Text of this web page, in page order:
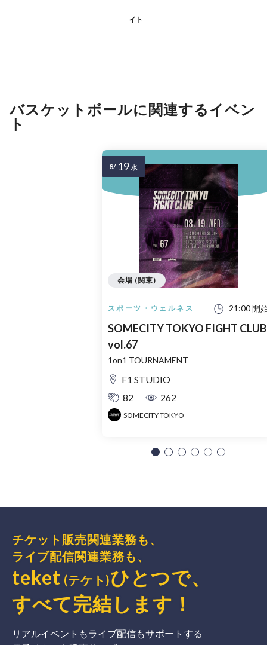
イト
バスケットボールに関連するイベン
ト
スポーツ・ウェルネス 21:00 開
SOMECITY TOKYO FIGHT CLUB
vol.67
1on1 TOURNAMENT
F1 STUDIO
82
262
SOMECITY TOKYO
会場 (関東)
8/ 19水
チケット販売関連業務も、
ライブ配信関連業務も、
teket (テケト)ひとつで、
すべて完結 します ！
リアルイベントもライブ配信もサポートする